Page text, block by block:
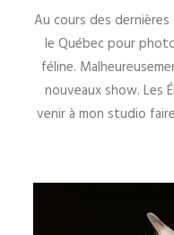
Au cours des
le Québec pour
féline.
nouveaux show. Les
venir à mon studio